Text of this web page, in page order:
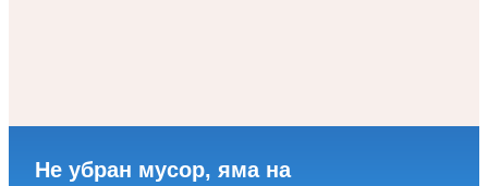
Не убран мусор, яма на